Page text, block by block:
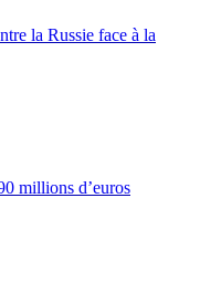
la Russie face à la
millions d’euros